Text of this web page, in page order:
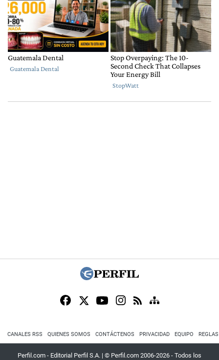
CANALES RSS QUIENES SOMOS CONTÁCTENOS PRIVACIDAD EQUIPO
Perfil.com - Editorial Perfil S.A. | © Perfil.com 2006-2026 - Todos los